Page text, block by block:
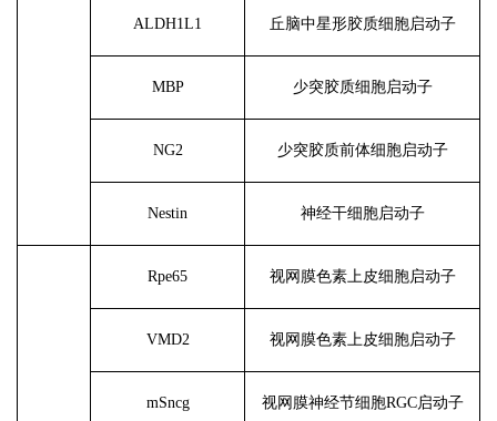
ALDH1L1 丘脑中星形胶质细胞启动子
MBP 少突胶质细胞启动子
NG2 少突胶质前体细胞启动子
Nestin 神经干细胞启动子
Rpe65 视网膜色素上皮细胞启动子
VMD2 视网膜色素上皮细胞启动子
mSncg 视网膜神经节细胞RGC启动子